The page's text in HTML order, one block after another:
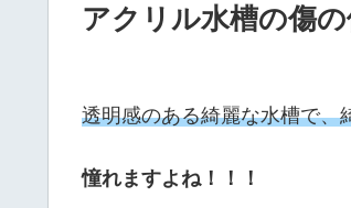
アクリル水槽の傷
透明感のある綺麗な水槽で、
憧れますよね！！！